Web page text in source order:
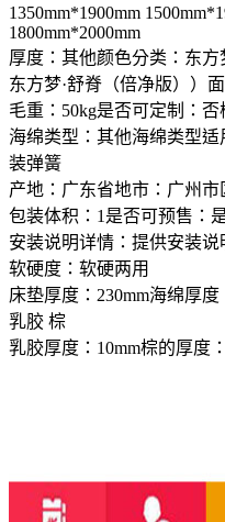
1350mm*1900mm
1800mm*2000mm
厚度：其他颜色分类：东方
东方梦·舒脊（倍净版））
毛重：50kg是否可定制：
海绵类型：其他海绵类型
装弹簧
产地：广东省地市：广州市
包装体积：1是否可预售：
安装说明详情：提供安装说
软硬度：软硬两用
床垫厚度：230mm海绵厚
乳胶 棕
乳胶厚度：10mm棕的厚度